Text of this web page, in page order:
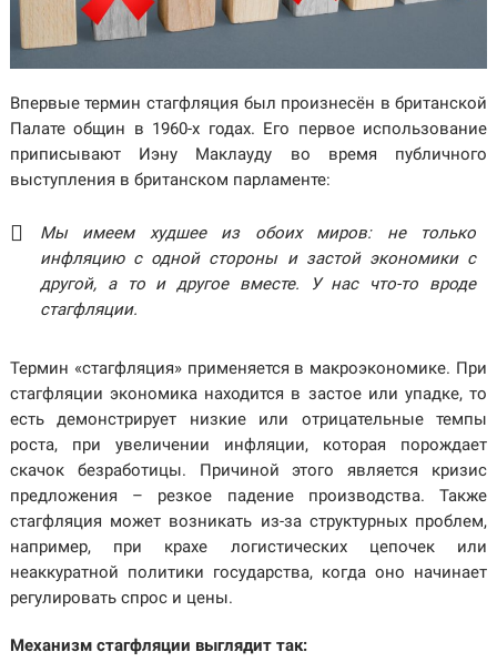
Впервые термин стагфляция был произнесён в британской
Палате общин в 1960-х годах. Его первое использование
приписывают Иэну Маклауду во время публичного
выступления в британском парламенте:
Мы имеем худшее из обоих миров: не только
инфляцию с одной стороны и застой экономики с
другой, а то и другое вместе. У нас что-то вроде
стагфляции.
Термин «стагфляция» применяется в макроэкономике. При
стагфляции экономика находится в застое или упадке, то
есть демонстрирует низкие или отрицательные темпы
роста, при увеличении инфляции, которая порождает
скачок безработицы. Причиной этого является кризис
предложения – резкое падение производства. Также
стагфляция может возникать из-за структурных проблем,
например, при крахе логистических цепочек или
неаккуратной политики государства, когда оно начинает
регулировать спрос и цены.
Механизм стагфляции выглядит так: